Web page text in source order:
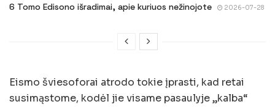
6 Tomo Edisono išradimai, apie kuriuos nežinojote 2026-07-28
Eismo šviesoforai atrodo tokie įprasti, kad retai
susimąstome, kodėl jie visame pasaulyje „kalba“